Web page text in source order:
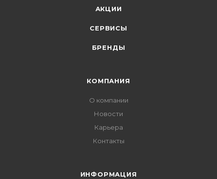
АКЦИИ
СЕРВИСЫ
БРЕНДЫ
КОМПАНИЯ
О компании
Новости
Карьера
Контакты
ИНФОРМАЦИЯ